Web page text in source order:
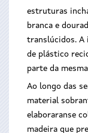
estruturas
branca e
translúcidos. A
de plástico
parte da
Ao longo das
material
elaboraranse
madeira que